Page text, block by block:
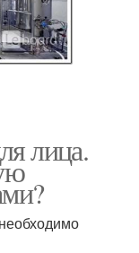
лица.